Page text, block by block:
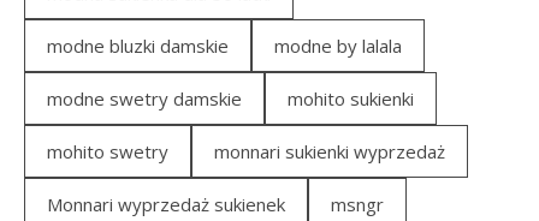
modne bluzki damskie modne by lalala
modne swetry damskie mohito sukienki
mohito swetry monnari sukienki wyprzedaż
Monnari wyprzedaż sukienek msngr